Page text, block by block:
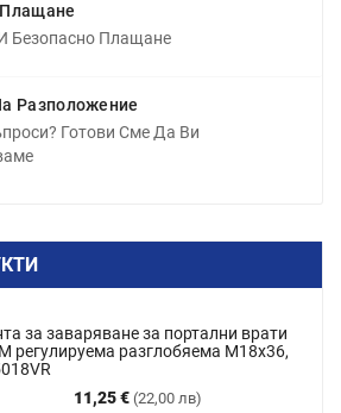
Безопасно Плащане
Разположение
Готови Сме Да Ви
за заваряване за портални врати
регулируема разглобяема M18x36,
11,25 € (22,00 лв)
Цена